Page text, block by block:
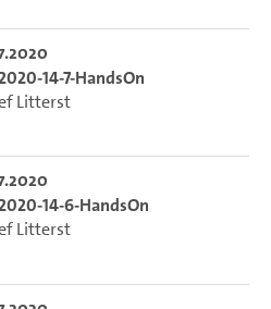
14-7-HandsOn
Litterst
14-6-HandsOn
Litterst